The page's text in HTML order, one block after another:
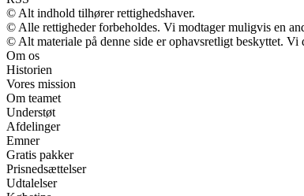
© Alt indhold tilhører rettighedshaver.
© Alle rettigheder forbeholdes. Vi modtager muligvis en
© Alt materiale på denne side er ophavsretligt beskyttet.
Om os
Historien
Vores mission
Om teamet
Understøt
Afdelinger
Emner
Gratis pakker
Prisnedsættelser
Udtalelser